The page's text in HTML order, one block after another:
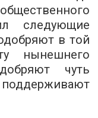
следующие
в той
нынешнего
чуть
поддерживают